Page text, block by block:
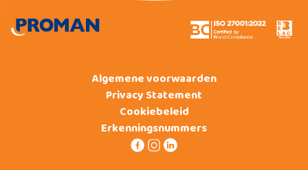
Algemene voorwaarden
Privacy Statement
Cookiebeleid
Erkenningsnummers